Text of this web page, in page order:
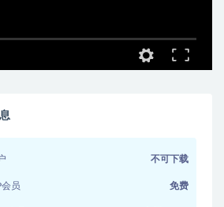
不可下载
会员 免费